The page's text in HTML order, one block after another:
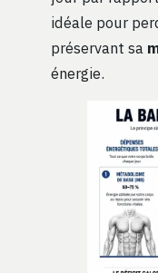
idéale pour
préservant sa
énergie.